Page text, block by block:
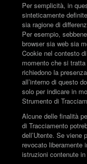
Per semplicità, in
sinteticamente
sia ragione di
Per esempio,
browser sia web sia
Cookie nel contesto
momento che si
richiedono la
all’interno di questo
solo per indicare in
Strumento di
Alcune delle finalità
di Tracciamento
dell’Utente. Se viene
revocato liberamente
istruzioni contenute